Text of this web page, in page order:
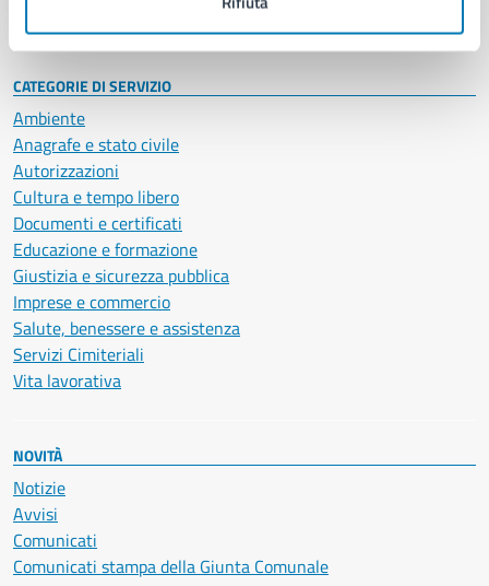
Intranet, posta aziendale e protocollo
CATEGORIE DI SERVIZIO
Ambiente
Anagrafe e stato civile
Autorizzazioni
Cultura e tempo libero
Documenti e certificati
Educazione e formazione
Giustizia e sicurezza pubblica
Imprese e commercio
Salute, benessere e assistenza
Servizi Cimiteriali
Vita lavorativa
NOVITÀ
Notizie
Avvisi
Comunicati
Comunicati stampa della Giunta Comunale